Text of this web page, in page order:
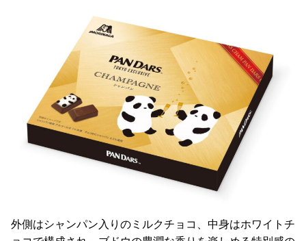
外側はシャンパン入りのミルクチョコ、中身はホワイトチ